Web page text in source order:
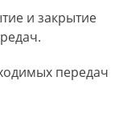
и закрытие
передач